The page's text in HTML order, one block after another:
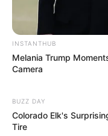
INSTANTHUB
Melania Trump
Camera
BUZZ DAY
Colorado Elk's
Tire